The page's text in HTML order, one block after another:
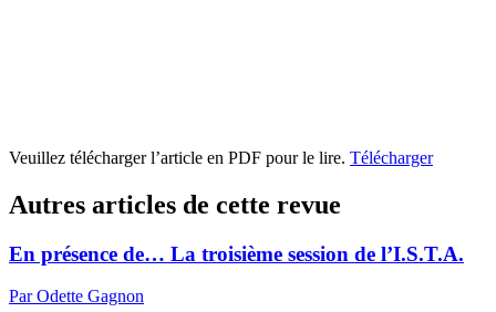
Veuillez télécharger l’article en PDF pour le lire. Télécharger
Autres articles de cette revue
En présence de… La troisième session de l’I.S.T.A.
Par Odette Gagnon